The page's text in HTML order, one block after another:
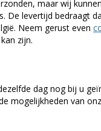
maar wij
De levertijd bedraagt
Neem gerust even
zijn.
dag nog bij u
mogelijkheden van